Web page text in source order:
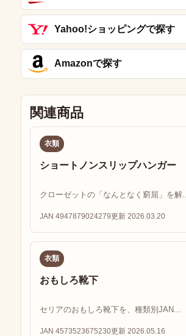
Yahoo!ショッピングで探す
Amazonで探す
関連商品
衣類
ショートノンスリップハンガー
クローゼットの「なんとなく窮屈」を解...
JAN 4947879024279更新 2026.03.20
衣類
おもしろ靴下
セリアのおもしろ靴下を、種類別JAN...
JAN 4573523675230更新 2026.05.16